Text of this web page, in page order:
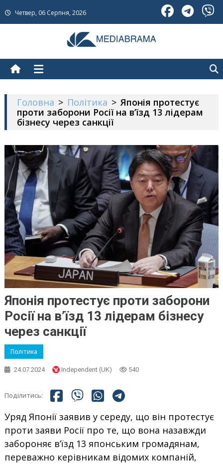
to
Четвер, 06 Серпня, 2026
Головна > Політика > Японія протестує
проти заборони Росії на в’їзд 13 лідерам
бізнесу через санкції
Японія протестує проти заборони
Росії на в’їзд 13 лідерам бізнесу
через санкції
Політика
24.07.2024 Independent (UK) 540
Поділитись:
Уряд Японії заявив у середу, що він протестує
проти заяви Росії про те, що вона назавжди
забороняє в’їзд 13 японським громадянам,
переважно керівникам відомих компаній,